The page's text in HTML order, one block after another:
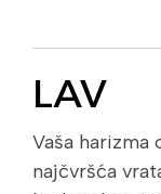
LAV
Vaša harizma
najčvršća